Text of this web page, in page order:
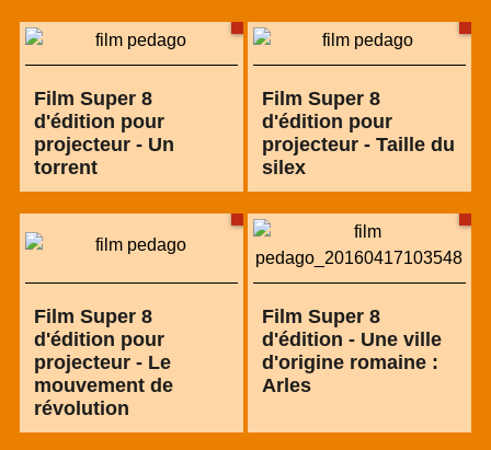
Film Super 8
d'édition pour
projecteur - Un
torrent
Film Super 8
d'édition pour
projecteur - Taille du
silex
Film Super 8
d'édition pour
projecteur - Le
mouvement de
révolution
Film Super 8
d'édition - Une ville
d'origine romaine :
Arles